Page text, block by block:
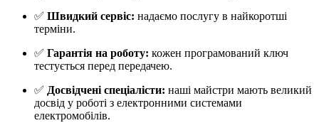
✅ Швидкий сервіс: надаємо послугу в найкоротші
терміни.
✅ Гарантія на роботу: кожен програмований ключ
тестується перед передачею.
✅ Досвідчені спеціалісти: наші майстри мають великий
досвід у роботі з електронними системами
електромобілів.